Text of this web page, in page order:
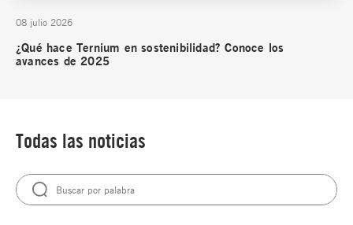
08 julio 2026
¿Qué hace Ternium en sostenibilidad? Conoce los
avances de 2025
Todas las noticias